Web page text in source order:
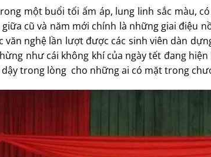
một buổi tối ấm áp, lung linh sắc màu,
cũ và năm mới chính là những giai điệu
văn nghệ lần lượt được các sinh viên dàn
như cái không khí của ngày tết đang
trong lòng cho những ai có mặt trong